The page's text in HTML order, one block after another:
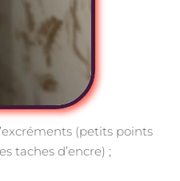
(petits points
taches d’encre) ;